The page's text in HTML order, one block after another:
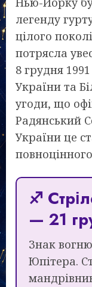
легенду
цілого
потрясла
8 грудня
України та
угоди, що
Радянський
України це
♐
— 21
Знак
Юпітера.